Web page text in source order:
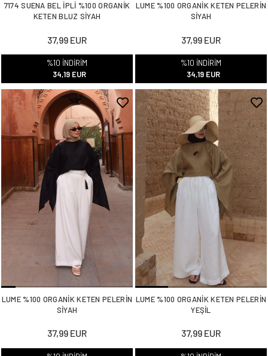
7174 SUENA BEL İPLİ %100 ORGANİK
KETEN BLUZ SİYAH
37,99 EUR
%10 İNDİRİM
34,19 EUR
LUME %100 ORGANİK KETEN PELERİN
SİYAH
37,99 EUR
%10 İNDİRİM
34,19 EUR
LUME %100 ORGANİK KETEN PELERİN
SİYAH
37,99 EUR
LUME %100 ORGANİK KETEN PELERİN
YEŞİL
37,99 EUR